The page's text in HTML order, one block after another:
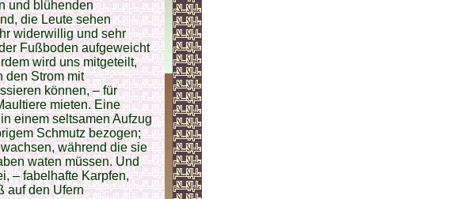
und blühenden
die Leute sehen
widerwillig und sehr
Fußboden aufgeweicht
wird uns mitgeteilt,
den Strom mit
können, – für
mieten. Eine
einem seltsamen Aufzug
Schmutz bezogen;
während die sie
waten müssen. Und
– fabelhafte Karpfen,
auf den Ufern